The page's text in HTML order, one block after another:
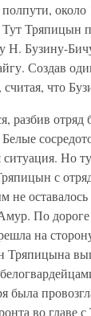
около
Тряпицын
Н. Бузину-
Создав
считая, что
разбив
ситуация. Но
с
не
По
на
Тряпицына
была
во главе